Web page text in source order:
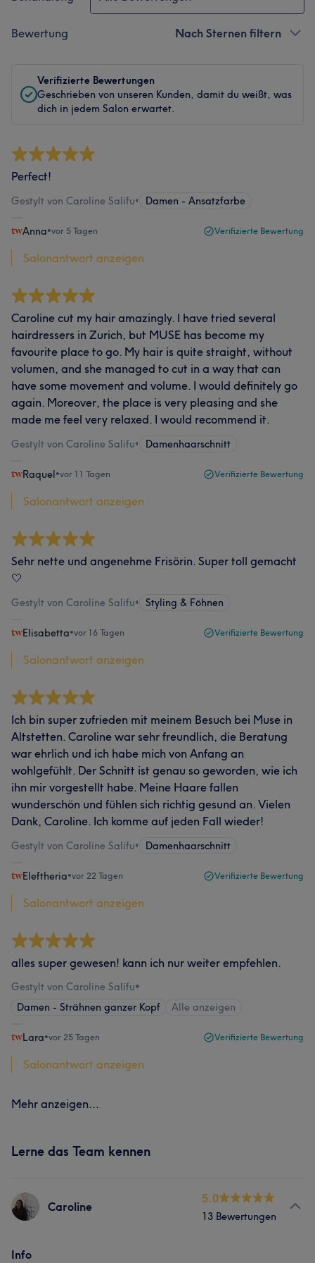
Bewertung Nach Sternen filtern
Verifizierte Bewertungen
Geschrieben von unseren Kunden, damit du weißt, was
dich in jedem Salon erwartet.
Perfect!
Gestylt von Caroline Salifu• Damen - Ansatzfarbe
Anna•vor 5 Tagen Verifizierte Bewertung
Salonantwort anzeigen
Caroline cut my hair amazingly. I have tried several
hairdressers in Zurich, but MUSE has become my
favourite place to go. My hair is quite straight, without
volumen, and she managed to cut in a way that can
have some movement and volume. I would definitely go
again. Moreover, the place is very pleasing and she
made me feel very relaxed. I would recommend it.
Gestylt von Caroline Salifu• Damenhaarschnitt
Raquel•vor 11 Tagen Verifizierte Bewertung
Salonantwort anzeigen
Sehr nette und angenehme Frisörin. Super toll gemacht
🤍
Gestylt von Caroline Salifu• Styling & Föhnen
Elisabetta•vor 16 Tagen Verifizierte Bewertung
Salonantwort anzeigen
Ich bin super zufrieden mit meinem Besuch bei Muse in
Altstetten. Caroline war sehr freundlich, die Beratung
war ehrlich und ich habe mich von Anfang an
wohlgefühlt. Der Schnitt ist genau so geworden, wie ich
ihn mir vorgestellt habe. Meine Haare fallen
wunderschön und fühlen sich richtig gesund an. Vielen
Dank, Caroline. Ich komme auf jeden Fall wieder!
Gestylt von Caroline Salifu• Damenhaarschnitt
Eleftheria•vor 22 Tagen Verifizierte Bewertung
Salonantwort anzeigen
alles super gewesen! kann ich nur weiter empfehlen.
Gestylt von Caroline Salifu•
Damen - Strähnen ganzer Kopf
Alle anzeigen
Lara•vor 25 Tagen Verifizierte Bewertung
Salonantwort anzeigen
Mehr anzeigen...
Lerne das Team kennen
Caroline
5.0
13 Bewertungen
Info